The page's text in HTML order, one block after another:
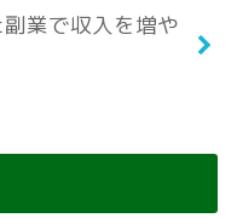
業で収入を増や